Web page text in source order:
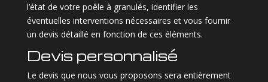
l’état de votre poêle à granulés, identifier les
éventuelles interventions nécessaires et vous fournir
un devis détaillé en fonction de ces éléments.
Devis personnalisé
Le devis que nous vous proposons sera entièrement